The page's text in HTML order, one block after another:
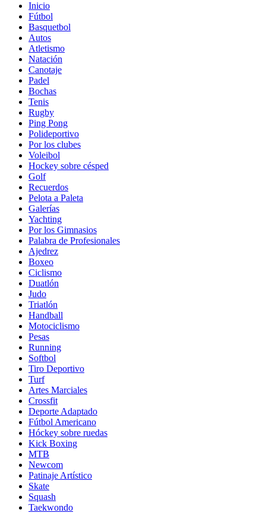
Inicio
Fútbol
Basquetbol
Autos
Atletismo
Natación
Canotaje
Padel
Bochas
Tenis
Rugby
Ping Pong
Polideportivo
Por los clubes
Voleibol
Hockey sobre césped
Golf
Recuerdos
Pelota a Paleta
Galerías
Yachting
Por los Gimnasios
Palabra de Profesionales
Ajedrez
Boxeo
Ciclismo
Duatlón
Judo
Triatlón
Handball
Motociclismo
Pesas
Running
Softbol
Tiro Deportivo
Turf
Artes Marciales
Crossfit
Deporte Adaptado
Fútbol Americano
Hóckey sobre ruedas
Kick Boxing
MTB
Newcom
Patinaje Artístico
Skate
Squash
Taekwondo